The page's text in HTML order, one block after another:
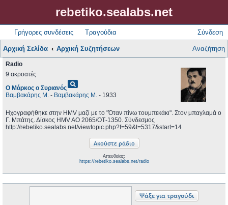
rebetiko.sealabs.net
Γρήγορες συνδέσεις Τραγούδια Σύνδεση
Αρχική Σελίδα Αρχική Συζητήσεων Αναζήτηση
Radio
9 ακροατές
Ο Μάρκος ο Συριανόςpageview
Βαμβακάρης Μ. - Βαμβακάρης Μ. - 1933
Ηχογραφήθηκε στην HMV μαζί με το "Όταν πίνω τουμπεκάκι". Στον μπαγλαμά ο
Γ. Μπάτης. Δίσκος HMV AO 2065/ΟΤ-1350. Σύνδεσμος
http://rebetiko.sealabs.net/viewtopic.php?f=59&t=5317&start=14
Απευθείας:
https://rebetiko.sealabs.net/radio